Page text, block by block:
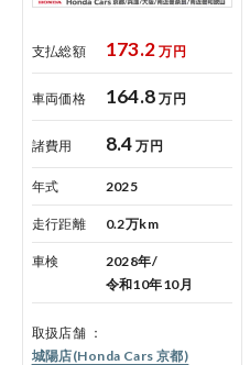
支払総額 173.2 万円
車両価格 164.8 万円
諸費用 8.4 万円
年式 2025
走行距離 0.2万km
車検
2028年/
令和10年10月
取扱店舗
城陽店(Honda Cars 京都)